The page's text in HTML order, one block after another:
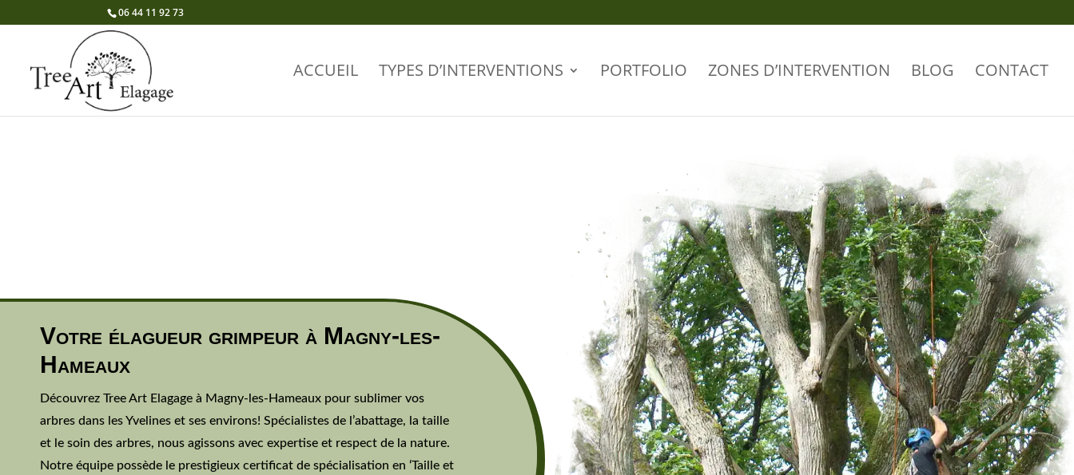
06 44 11 92 73
ACCUEIL TYPES D’INTERVENTIONS PORTFOLIO ZONES D’INTERVENTION BLOG CONTACT
Votre élagueur grimpeur à Magny-les-
Hameaux
Découvrez Tree Art Elagage à Magny-les-Hameaux pour sublimer vos
arbres dans les Yvelines et ses environs! Spécialistes de l’abattage, la taille
et le soin des arbres, nous agissons avec expertise et respect de la nature.
Notre équipe possède le prestigieux certificat de spécialisation en ‘Taille et